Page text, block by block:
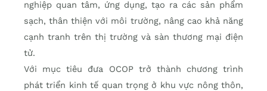
nghiệp quan tâm, ứng dụng, tạo ra các sản phẩm
sạch, thân thiện với môi trường, nâng cao khả năng
cạnh tranh trên thị trường và sàn thương mại điện
tử.
Với mục tiêu đưa OCOP trở thành chương trình
phát triển kinh tế quan trọng ở khu vực nông thôn,